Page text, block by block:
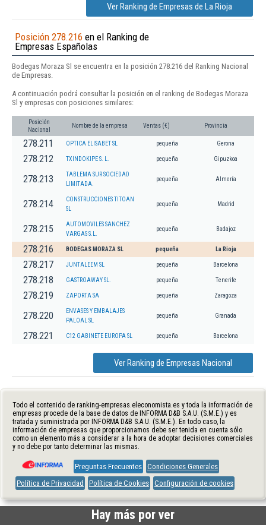
Ver Ranking de Empresas de La Rioja
Posición 278.216 en el Ranking de
Empresas Españolas
Bodegas Moraza Sl se encuentra en la posición 278.216 del Ranking Nacional
de Empresas.
A continuación podrá consultar la posición en el ranking de Bodegas Moraza
Sl y empresas con posiciones similares:
Posición
Nacional
Nombre de la empresa Ventas (€) Provincia
278.211 OPTICA ELISABET SL pequeña Gerona
278.212 TXINDOKIPE S. L. pequeña Gipuzkoa
278.213
TABLEMA SUR SOCIEDAD
LIMITADA.
pequeña Almería
278.214
CONSTRUCCIONES TITOAN
SL
pequeña Madrid
278.215
AUTOMOVILES SANCHEZ
VARGAS S.L.
pequeña Badajoz
278.216 BODEGAS MORAZA SL pequeña La Rioja
278.217 JUNTALEEM SL pequeña Barcelona
278.218 GASTROAWAY SL. pequeña Tenerife
278.219 ZAPORTA SA pequeña Zaragoza
278.220
ENVASES Y EMBALAJES
PALOAL SL
pequeña Granada
278.221 C12 GABINETE EUROPA SL pequeña Barcelona
Ver Ranking de Empresas Nacional
Todo el contenido de ranking-empresas.eleconomista.es y toda la información de
empresas procede de la base de datos de INFORMA D&B S.A.U. (S.M.E.) y es
tratada y suministrada por INFORMA D&B S.A.U. (S.M.E.). En todo caso, la
información de empresas que proporcionamos debe ser tenida en cuenta sólo
como un elemento más a considerar a la hora de adoptar decisiones comerciales
y no debe por tanto determinar las mismas.
Preguntas Frecuentes Condiciones Generales
Política de Privacidad
Política de Cookies Configuración de cookies
Hay más por ver